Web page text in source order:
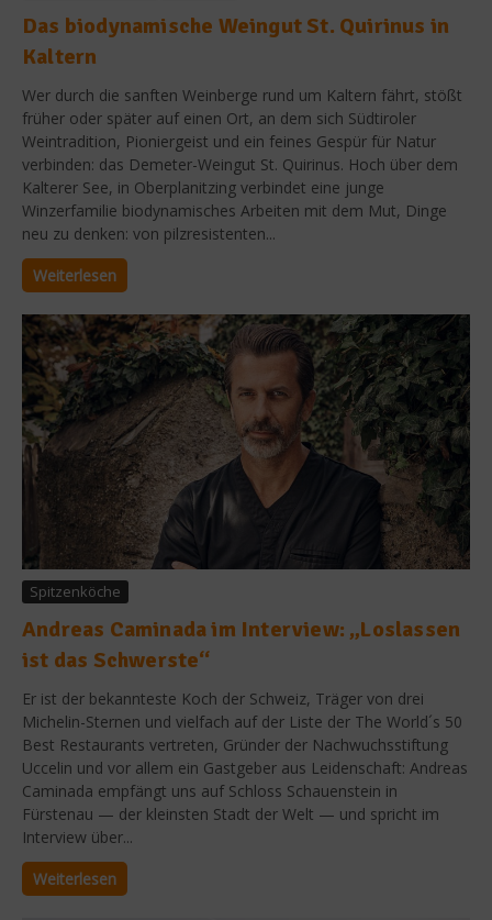
Das biodynamische Weingut St. Quirinus in
Kaltern
Wer durch die sanften Weinberge rund um Kaltern fährt, stößt
früher oder später auf einen Ort, an dem sich Südtiroler
Weintradition, Pioniergeist und ein feines Gespür für Natur
verbinden: das Demeter-Weingut St. Quirinus. Hoch über dem
Kalterer See, in Oberplanitzing verbindet eine junge
Winzerfamilie biodynamisches Arbeiten mit dem Mut, Dinge
neu zu denken: von pilzresistenten...
Weiterlesen
Spitzenköche
Andreas Caminada im Interview: „Loslassen
ist das Schwerste“
Er ist der bekannteste Koch der Schweiz, Träger von drei
Michelin-Sternen und vielfach auf der Liste der The World´s 50
Best Restaurants vertreten, Gründer der Nachwuchsstiftung
Uccelin und vor allem ein Gastgeber aus Leidenschaft: Andreas
Caminada empfängt uns auf Schloss Schauenstein in
Fürstenau — der kleinsten Stadt der Welt — und spricht im
Interview über...
Weiterlesen